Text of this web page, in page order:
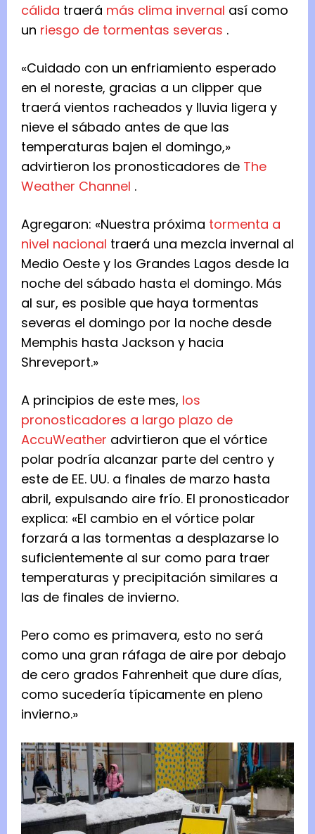
cálida traerá más clima invernal así como
un riesgo de tormentas severas .
«Cuidado con un enfriamiento esperado
en el noreste, gracias a un clipper que
traerá vientos racheados y lluvia ligera y
nieve el sábado antes de que las
temperaturas bajen el domingo,»
advirtieron los pronosticadores de The
Weather Channel .
Agregaron: «Nuestra próxima tormenta a
nivel nacional traerá una mezcla invernal al
Medio Oeste y los Grandes Lagos desde la
noche del sábado hasta el domingo. Más
al sur, es posible que haya tormentas
severas el domingo por la noche desde
Memphis hasta Jackson y hacia
Shreveport.»
A principios de este mes, los
pronosticadores a largo plazo de
AccuWeather advirtieron que el vórtice
polar podría alcanzar parte del centro y
este de EE. UU. a finales de marzo hasta
abril, expulsando aire frío. El pronosticador
explica: «El cambio en el vórtice polar
forzará a las tormentas a desplazarse lo
suficientemente al sur como para traer
temperaturas y precipitación similares a
las de finales de invierno.
Pero como es primavera, esto no será
como una gran ráfaga de aire por debajo
de cero grados Fahrenheit que dure días,
como sucedería típicamente en pleno
invierno.»